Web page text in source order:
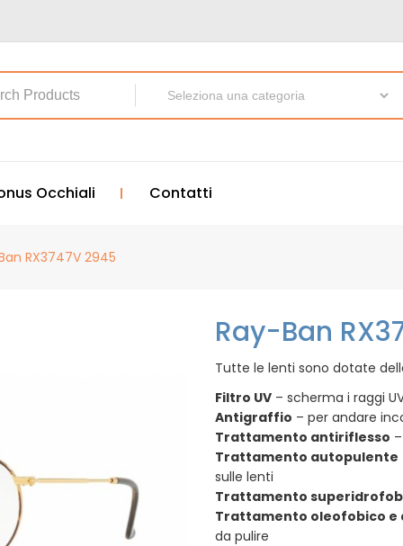
Occhiali Contatti
RX3747V 2945
Ray-Ban
Tutte le lenti sono dotate
Filtro UV – scherma i raggi
Antigraffio – per andare
Trattamento antiriflesso
Trattamento autopulente
sulle lenti
Trattamento
Trattamento oleofobico
da pulire